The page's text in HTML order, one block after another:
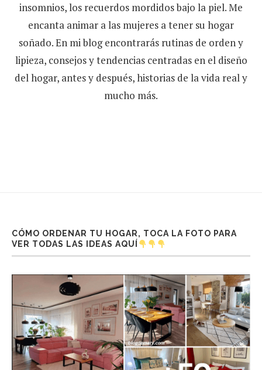
insomnios, los recuerdos mordidos bajo la piel. Me
encanta animar a las mujeres a tener su hogar
soñado. En mi blog encontrarás rutinas de orden y
lipieza, consejos y tendencias centradas en el diseño
del hogar, antes y después, historias de la vida real y
mucho más.
CÓMO ORDENAR TU HOGAR, TOCA LA FOTO PARA
VER TODAS LAS IDEAS AQUÍ